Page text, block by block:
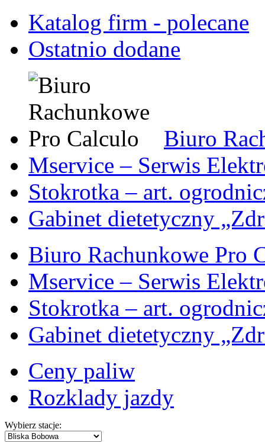
Katalog firm - polecane
Ostatnio dodane
Biuro
Mservice – Serwis
Stokrotka – art.
Gabinet dietetyczny
Biuro Rachunkowe Pro
Mservice – Serwis
Stokrotka – art.
Gabinet dietetyczny
Ceny paliw
Rozklady jazdy
Wybierz stacje: